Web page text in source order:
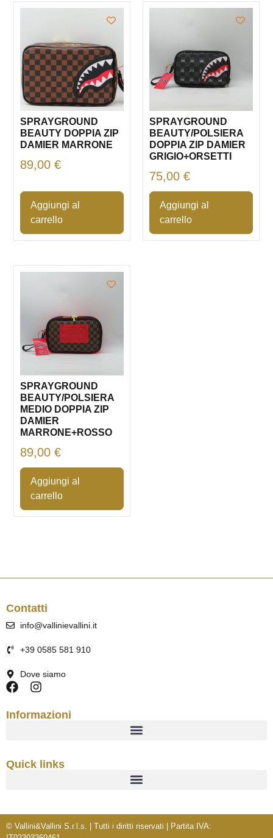
SPRAYGROUND
BEAUTY DOPPIA ZIP
DAMIER MARRONE
89,00€
Aggiungi al
carrello
SPRAYGROUND
BEAUTY/POLSIERA
DOPPIA ZIP DAMIER
GRIGIO+ORSETTI
75,00 €
Aggiungi al
carrello
SPRAYGROUND
BEAUTY/POLSIERA
MEDIO DOPPIA ZIP
DAMIER
MARRONE+ROSSO
89,00€
Aggiungi al
carrello
Contatti
info@vallinievallini.it
+39 0585 581 910
Dove siamo
Informazioni
Quick links
© Vallini&Vallini S.r.l.s. | Tutti i diritti riservati | Partita IVA: